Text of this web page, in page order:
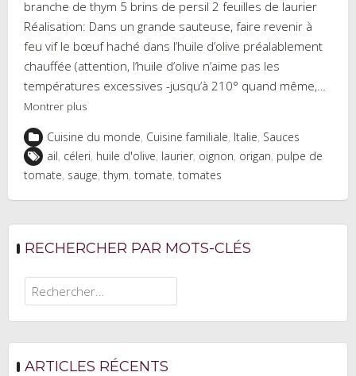
branche de thym 5 brins de persil 2 feuilles de laurier
Réalisation: Dans un grande sauteuse, faire revenir à
feu vif le bœuf haché dans l’huile d’olive préalablement
chauffée (attention, l’huile d’olive n’aime pas les
températures excessives -jusqu’à 210° quand même,…
Montrer plus
Cuisine du monde, Cuisine familiale, Italie, Sauces
ail, céleri, huile d'olive, laurier, oignon, origan, pulpe de
tomate, sauge, thym, tomate, tomates
RECHERCHER PAR MOTS-CLÉS
Rechercher :
ARTICLES RÉCENTS